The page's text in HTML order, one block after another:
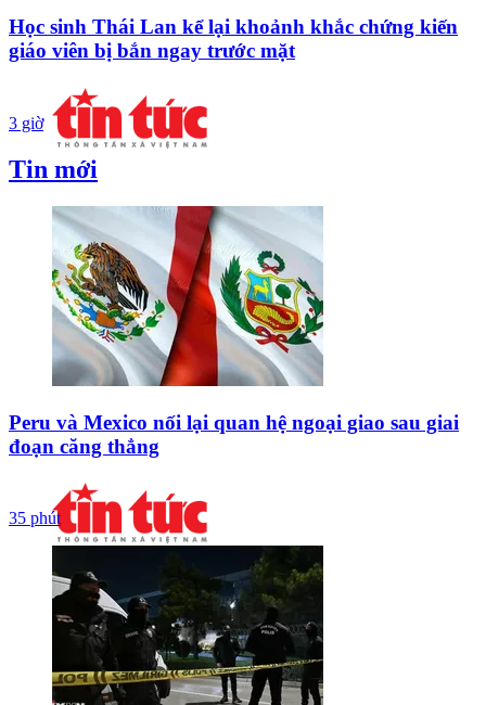
Học sinh Thái Lan kể lại khoảnh khắc chứng kiến
giáo viên bị bắn ngay trước mặt
3 giờ
Tin mới
Peru và Mexico nối lại quan hệ ngoại giao sau giai
đoạn căng thẳng
35 phút